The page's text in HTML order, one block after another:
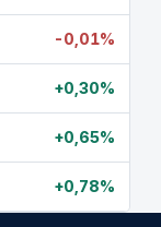
-0,01%
+0,30%
+0,65%
+0,78%